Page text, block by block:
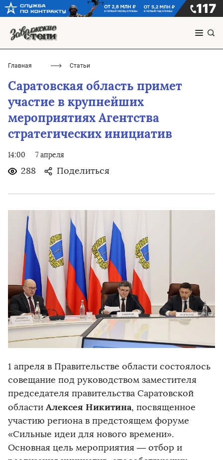
Главная Статьи
Саратовская область примет
участие в крупнейших
мероприятиях Агентства
стратегических инициатив
14:00 7 апреля
288 Поделиться
1 апреля в Правительстве области состоялось
совещание под руководством заместителя
председателя правительства Саратовской
области Алексея Никитина, посвященное
участию региона в предстоящем форуме
«Сильные идеи для нового времени».
Основная цель мероприятия — отбор и